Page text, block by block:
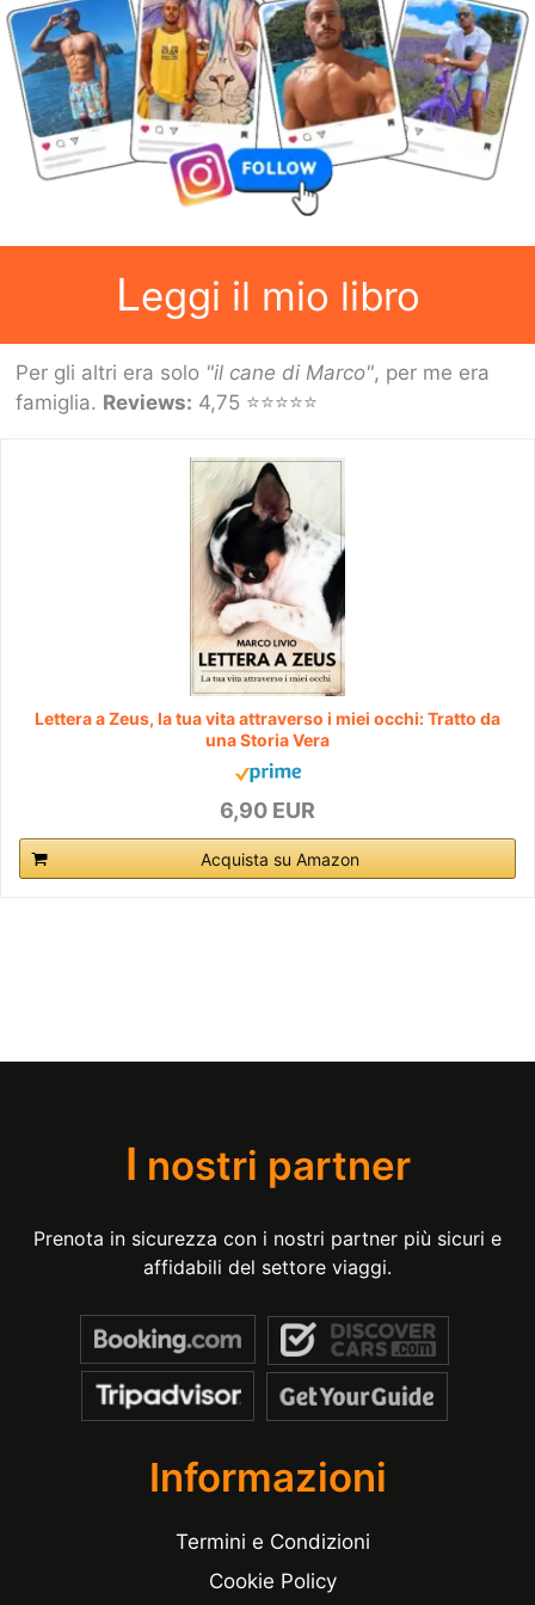
prezzi
e
orari
Leggi il mio libro
Per gli altri era solo "il cane di Marco", per me era
famiglia. Reviews: 4,75 ⭐⭐⭐⭐⭐
Lettera a Zeus, la tua vita attraverso i miei occhi: Tratto da
una Storia Vera
6,90 EUR
Acquista su Amazon
I nostri partner
Prenota in sicurezza con i nostri partner più sicuri e
affidabili del settore viaggi.
Informazioni
Termini e Condizioni
Cookie Policy